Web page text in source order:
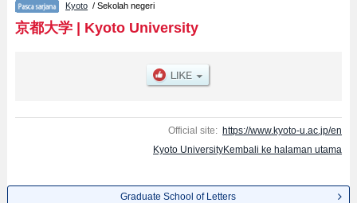
jurusan riset seperti %% research %%, serta berbagai informasi yang
berguna bagi mahasiswa(i) mancanegara seperti kuota untuk jumlah
pendaftar dan jumlah kelulusan ujian masuk mahasiswa(i) mancanegara,
lainnya. Silakan memanfaatkannya.
Kyoto / Sekolah negeri
京都大学| Kyoto University
Official site: https://www.kyoto-u.ac.jp/en
Kyoto UniversityKembali ke halaman utama
Graduate School of Letters